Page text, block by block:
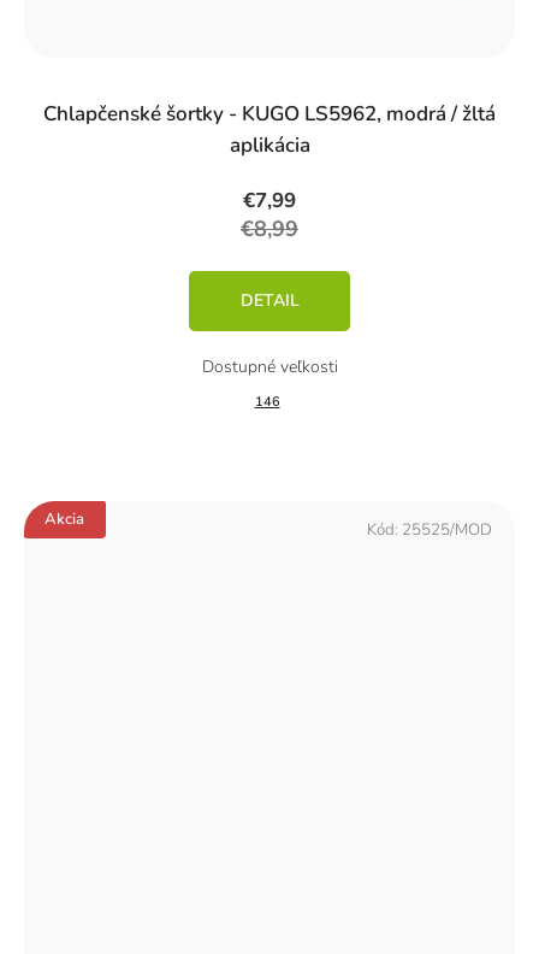
Chlapčenské šortky - KUGO LS5962, modrá / žltá
aplikácia
€7,99
€8,99
DETAIL
146
Akcia Kód: 25525/MOD